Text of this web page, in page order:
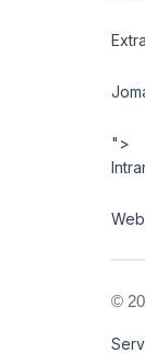
">
©